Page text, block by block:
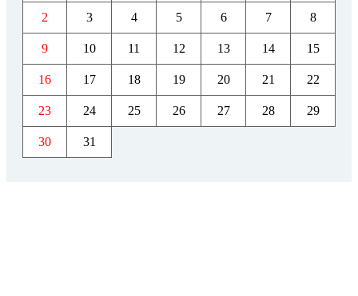
2 3 4 5 6 7 8
9 10 11 12 13 14 15
16 17 18 19 20 21 22
23 24 25 26 27 28 29
30 31